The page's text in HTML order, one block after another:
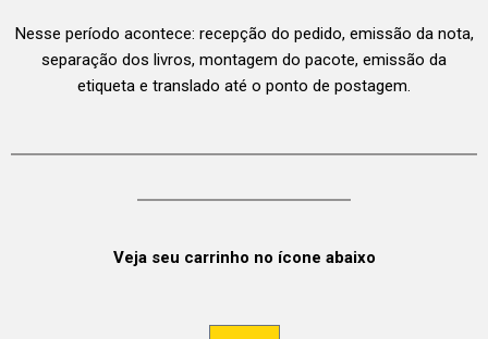
Nesse período acontece: recepção do pedido, emissão da nota,
separação dos livros, montagem do pacote, emissão da
etiqueta e translado até o ponto de postagem.
Veja seu carrinho no ícone abaixo